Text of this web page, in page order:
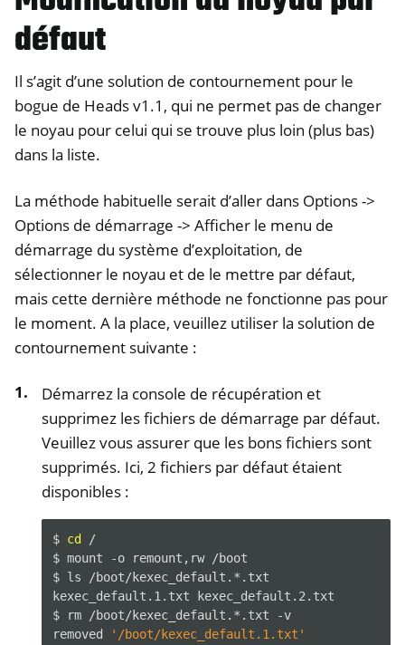
défaut
Il s’agit d’une solution de contournement pour le
bogue de Heads v1.1, qui ne permet pas de changer
le noyau pour celui qui se trouve plus loin (plus bas)
dans la liste.
La méthode habituelle serait d’aller dans Options ->
Options de démarrage -> Afficher le menu de
démarrage du système d’exploitation, de
sélectionner le noyau et de le mettre par défaut,
mais cette dernière méthode ne fonctionne pas pour
le moment. A la place, veuillez utiliser la solution de
contournement suivante :
Démarrez la console de récupération et
supprimez les fichiers de démarrage par défaut.
Veuillez vous assurer que les bons fichiers sont
supprimés. Ici, 2 fichiers par défaut étaient
disponibles :
$ cd
/
$ mount -o remount,rw
/boot
$ ls
/boot/kexec_default.*.txt
kexec_default.1.txt
kexec_default.2.txt
$
rm /boot/kexec_default.*.txt
-v
removed
'/boot/kexec_default.1.txt'